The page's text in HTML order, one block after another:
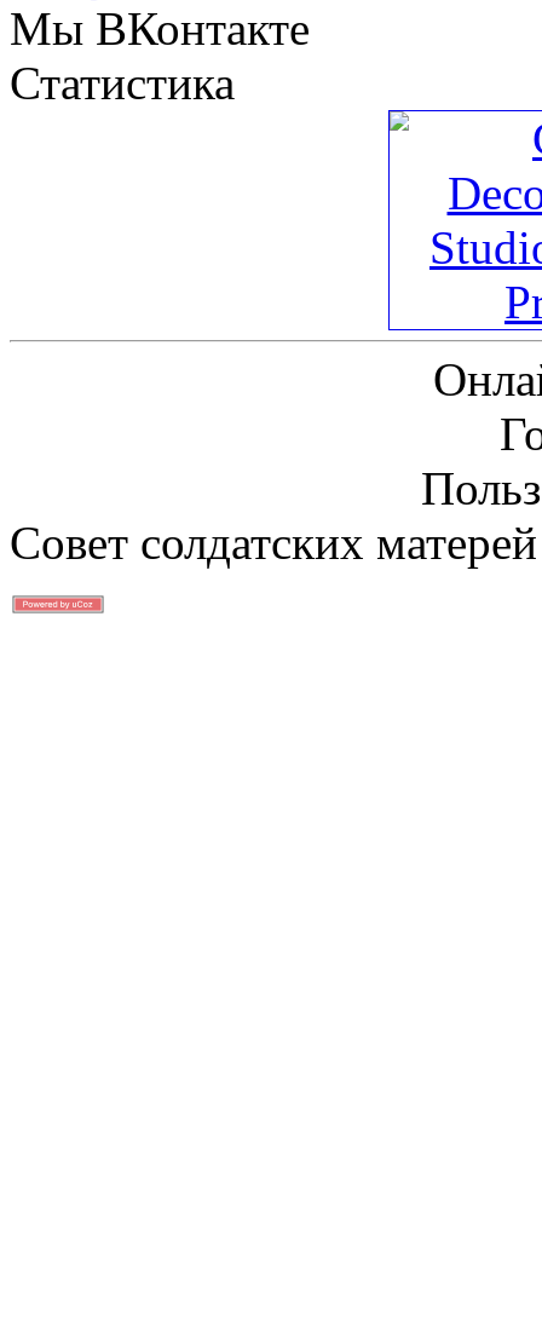
Мы ВКонтакте
Статистика
Совет солдатских